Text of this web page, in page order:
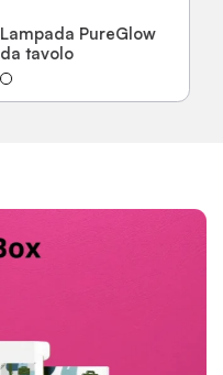
Lampada PureGlow
da tavolo